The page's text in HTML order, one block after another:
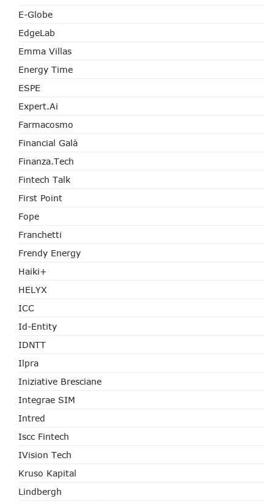
E-Globe
EdgeLab
Emma Villas
Energy Time
ESPE
Expert.ai
Farmacosmo
Financial Galà
Finanza.tech
Fintech Talk
First Point
Fope
Franchetti
Frendy Energy
Haiki+
HELYX
ICC
Id-Entity
IDNTT
Ilpra
Iniziative Bresciane
Integrae SIM
Intred
Iscc Fintech
IVision Tech
Kruso Kapital
Lindbergh